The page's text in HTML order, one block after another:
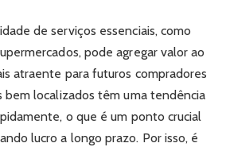
de serviços essenciais, como
pode agregar valor ao
atraente para futuros compradores
bem localizados têm uma tendência
o que é um ponto crucial
lucro a longo prazo. Por isso, é